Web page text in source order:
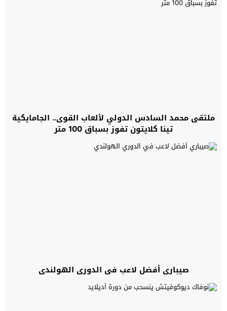
ملتقى محمد السادس الدولي لألعاب القوى.. الجامايكية
تينا كلايتون تفوز بسباق 100 متر
صيباري أفضل لاعب في الدوري الهولندي